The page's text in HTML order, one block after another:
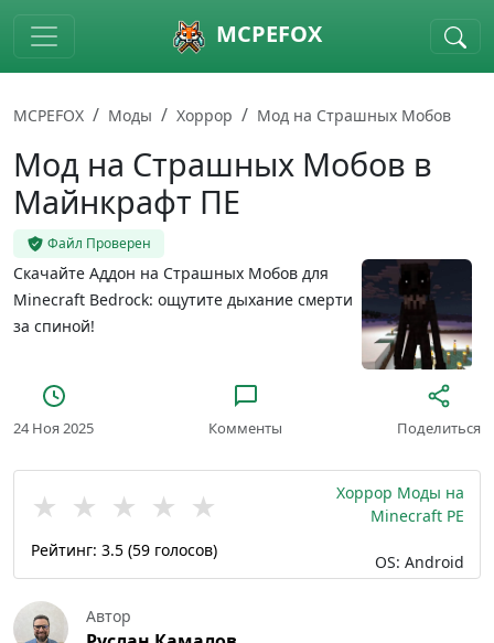
Skip to main content MCPEFOX
MCPEFOX Моды Хоррор Мод на Страшных Мобов
Мод на Страшных Мобов в
Майнкрафт ПЕ
Файл Проверен
Скачайте Аддон на Страшных Мобов для
Minecraft Bedrock: ощутите дыхание смерти
за спиной!
24 Ноя 2025 Комменты Поделиться
★ ★ ★ ★ ★
Рейтинг: 3.5 (59 голосов)
Хоррор Моды на
Minecraft PE
OS: Android
Автор